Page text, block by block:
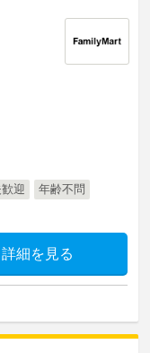
迎
年齢不問
詳細を見る